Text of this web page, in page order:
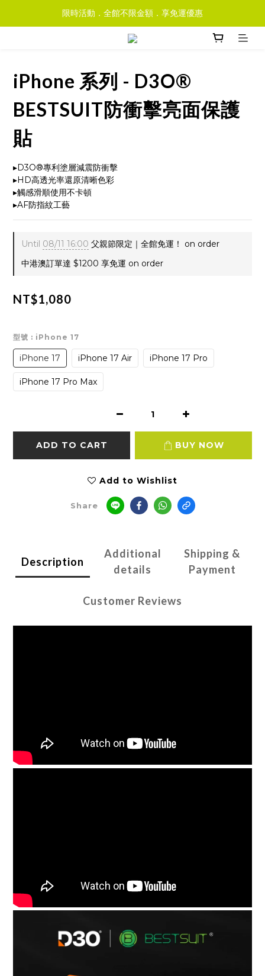
限時活動．全館不限金額．享免運優惠
iPhone 系列 - D3O®
BESTSUIT防衝擊亮面保護
貼
▸D3O®專利塗層減震防衝擊
▸HD高透光率還原清晰色彩
▸觸感滑順使用不卡頓
▸AF防指紋工藝
Until 08/11 16:00 父親節限定｜全館免運！ on order
中港澳訂單達 $1200 享免運 on order
NT$1,080
型號 : iPhone 17
iPhone 17 iPhone 17 Air iPhone 17 Pro
iPhone 17 Pro Max
ADD TO CART BUY NOW
Add to Wishlist
Share
Description
Additional
details
Shipping &
Payment
Customer Reviews